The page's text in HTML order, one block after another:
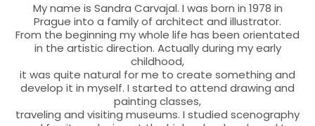
My name is Sandra Carvajal. I was born in 1978 in
Prague into a family of architect and illustrator.
From the beginning my whole life has been orientated
in the artistic direction. Actually during my early
childhood,
it was quite natural for me to create something and
develop it in myself. I started to attend drawing and
painting classes,
traveling and visiting museums. I studied scenography